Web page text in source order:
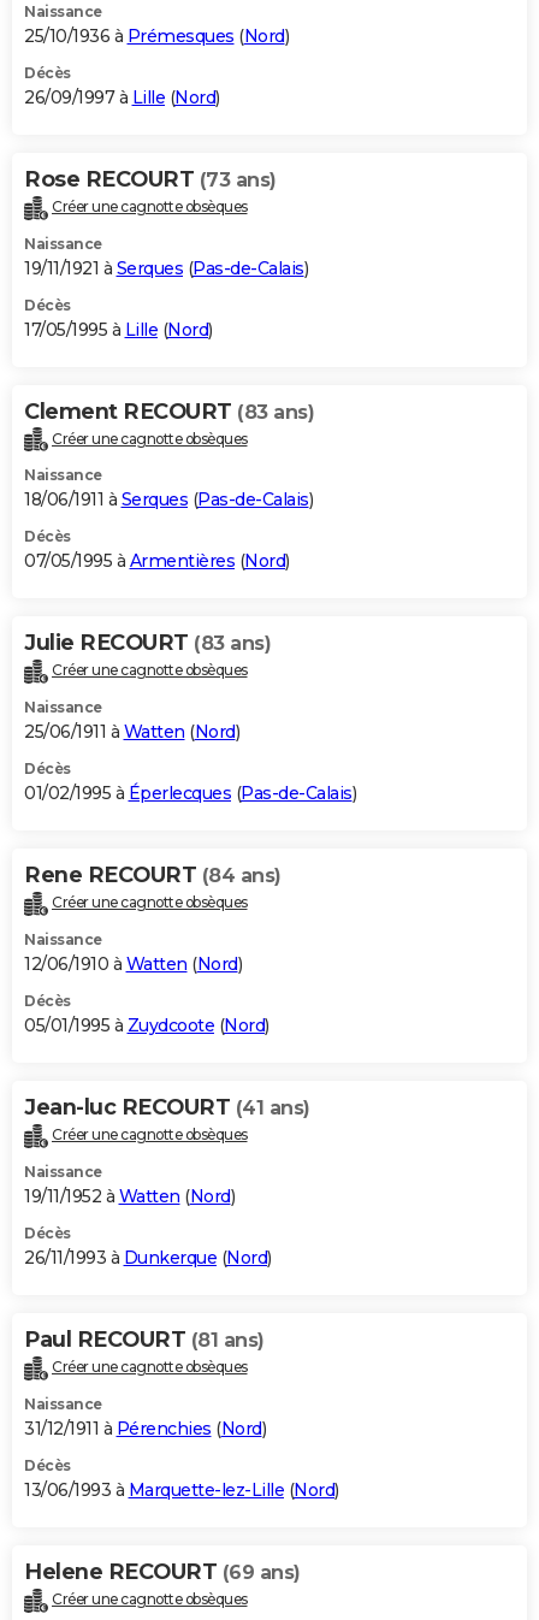
Naissance
25/10/1936 à Prémesques (Nord)
Décès
26/09/1997 à Lille (Nord)
Rose RECOURT (73 ans)
Créer une cagnotte obsèques
Naissance
19/11/1921 à Serques (Pas-de-Calais)
Décès
17/05/1995 à Lille (Nord)
Clement RECOURT (83 ans)
Créer une cagnotte obsèques
Naissance
18/06/1911 à Serques (Pas-de-Calais)
Décès
07/05/1995 à Armentières (Nord)
Julie RECOURT (83 ans)
Créer une cagnotte obsèques
Naissance
25/06/1911 à Watten (Nord)
Décès
01/02/1995 à Éperlecques (Pas-de-Calais)
Rene RECOURT (84 ans)
Créer une cagnotte obsèques
Naissance
12/06/1910 à Watten (Nord)
Décès
05/01/1995 à Zuydcoote (Nord)
Jean-luc RECOURT (41 ans)
Créer une cagnotte obsèques
Naissance
19/11/1952 à Watten (Nord)
Décès
26/11/1993 à Dunkerque (Nord)
Paul RECOURT (81 ans)
Créer une cagnotte obsèques
Naissance
31/12/1911 à Pérenchies (Nord)
Décès
13/06/1993 à Marquette-lez-Lille (Nord)
Helene RECOURT (69 ans)
Créer une cagnotte obsèques